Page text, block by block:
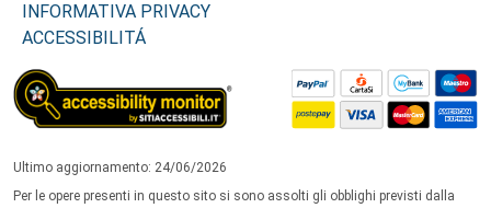
INFORMATIVA PRIVACY
ACCESSIBILITÁ
Ultimo aggiornamento: 24/06/2026
Per le opere presenti in questo sito si sono assolti gli obblighi previsti dalla